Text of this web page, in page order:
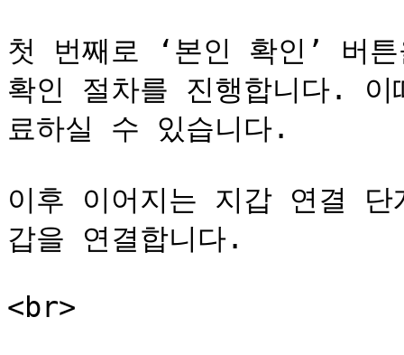
첫 번째로 ‘본인 확인’ 버
확인 절차를 진행합니다.
료하실 수 있습니다.
이후 이어지는 지갑 연결
갑을 연결합니다.
<br>